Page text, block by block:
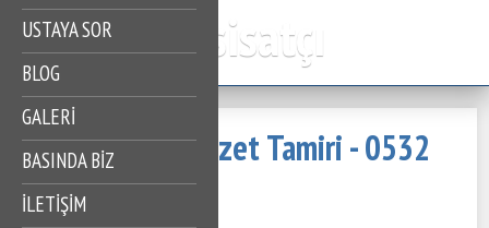
USTAYA SOR
BLOG
GALERİ
BASINDA BİZ
İLETİŞİM
Tesisatçı
Camlıkahve Klozet Tamiri - 0532
384 77 07